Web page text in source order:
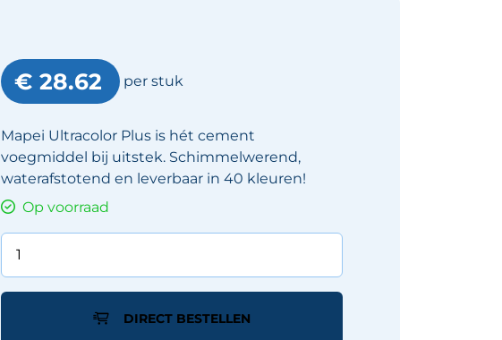
€ 28.62 per stuk
Mapei Ultracolor Plus is hét cement
voegmiddel bij uitstek. Schimmelwerend,
waterafstotend en leverbaar in 40 kleuren!
Op voorraad
Mapei
Ultracolor
DIRECT BESTELLEN